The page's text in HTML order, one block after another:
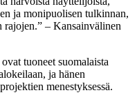
ja monipuolisen tulkinnan,
rajojen.” – Kansainvälinen
tuoneet suomalaista
ja hänen
menestyksessä.